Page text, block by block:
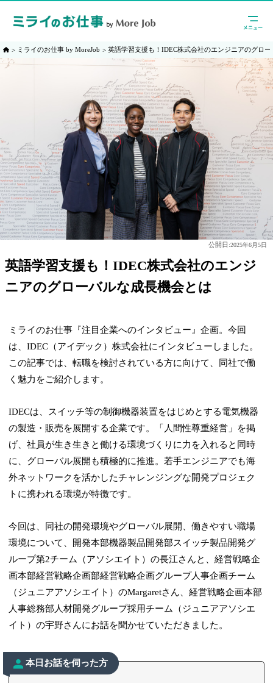
ミライのお仕事 by MoreJob 英語学習支援も！IDEC株式会社のエンジニアのグロ
公開日:2025年6月5日
英語学習支援も！IDEC株式会社のエンジ
ニアのグローバルな成長機会とは
ミライのお仕事『注目企業へのインタビュー』企画。今回
は、IDEC（アイデック）株式会社にインタビューしました。
この記事では、転職を検討されている方に向けて、同社で働
く魅力をご紹介します。
IDECは、スイッチ等の制御機器装置をはじめとする電気機器
の製造・販売を展開する企業です。「人間性尊重経営」を掲
げ、社員が生き生きと働ける環境づくりに力を入れると同時
に、グローバル展開も積極的に推進。若手エンジニアでも海
外ネットワークを活かしたチャレンジングな開発プロジェク
トに携われる環境が特徴です。
今回は、同社の開発環境やグローバル展開、働きやすい職場
環境について、開発本部機器製品開発部スイッチ製品開発グ
ループ第2チーム（アソシエイト）の長江さんと、経営戦略企
画本部経営戦略企画部経営戦略企画グループ人事企画チーム
（ジュニアアソシエイト）のMargaretさん、経営戦略企画本部
人事総務部人材開発グループ採用チーム（ジュニアアソシエ
イト）の宇野さんにお話を聞かせていただきました。
本日お話を伺った方